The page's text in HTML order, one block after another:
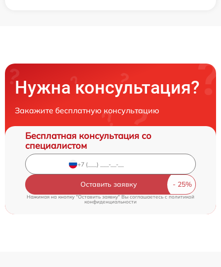
Нужна консультация?
Закажите бесплатную консультацию
Бесплатная консультация со
специалистом
Оставить заявку
Нажимая на кнопку "Оставить заявку" Вы соглашаетесь c политикой
конфиденциальности